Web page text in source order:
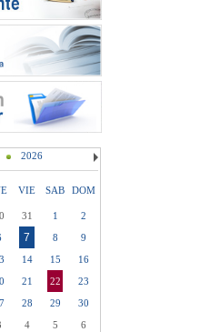
2026
VIE SAB DOM
31 1
2
7 8
9
14 15
16
21 22
23
28 29
30
4 5 6